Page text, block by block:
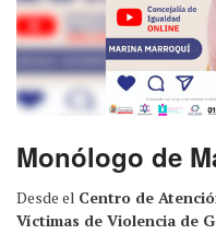
Monólogo de
Desde el Centro de
Víctimas de Violencia de